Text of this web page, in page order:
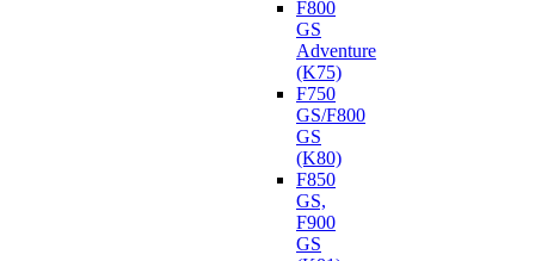
F800
GS
Adventure
(K75)
F750
GS/F800
GS
(K80)
F850
GS,
F900
GS